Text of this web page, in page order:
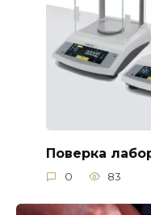
Поверка
0 83